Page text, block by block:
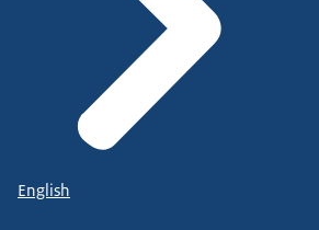
English